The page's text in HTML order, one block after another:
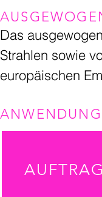
Das
Strahlen sowie
europäischen
ANWENDUNG